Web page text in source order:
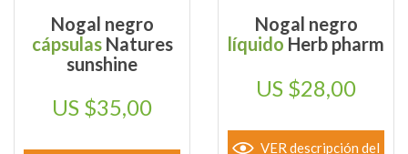
Nogal negro
cápsulasNatures
sunshine
$35,00
Nogal negro
líquido Herb pharm
$28,00
VER descripción del